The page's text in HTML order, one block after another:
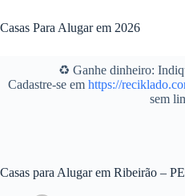
para
o
Casas Para Alugar em 2026
♻️ Ganhe dinheiro:
Cadastre-se em https://
sem
Casas para Alugar em Ribeirão –